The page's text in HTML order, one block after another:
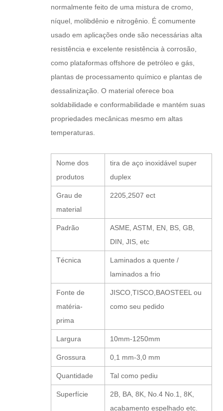
normalmente feito de uma mistura de cromo,
níquel, molibdênio e nitrogênio. É comumente
usado em aplicações onde são necessárias alta
resistência e excelente resistência à corrosão,
como plataformas offshore de petróleo e gás,
plantas de processamento químico e plantas de
dessalinização. O material oferece boa
soldabilidade e conformabilidade e mantém suas
propriedades mecânicas mesmo em altas
temperaturas.
Nome dos
produtos
tira de aço inoxidável super
duplex
Grau de
material
2205,2507 ect
Padrão
ASME, ASTM, EN, BS, GB,
DIN, JIS, etc
Técnica
Laminados a quente /
laminados a frio
Fonte de
matéria-
prima
JISCO,TISCO,BAOSTEEL ou
como seu pedido
Largura 10mm-1250mm
Grossura 0,1 mm-3,0 mm
Quantidade Tal como pediu
Superfície
2B, BA, 8K, No.4 No.1, 8K,
acabamento espelhado etc.